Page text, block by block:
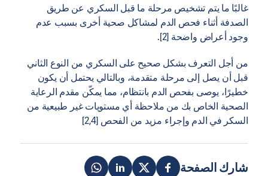
غالبًا ما يتم تشخيص مرحلة ما قبل السكري عن طريق
الصدفة أثناء فحص الدم لمشاكل صحية أخرى بسبب عدم
وجود أعراض واضحة [2].
من أجل التعرف بشكل صحيح على السكري من النوع الثاني
قبل أن يصل إلى مرحلة متقدمة، وبالتالي يحتمل أن يكون
خطيرًا، يوصى بفحص الدم بانتظام، مما يمكّن مقدم الرعاية
الصحية الخاص بك من ملاحظة أي مستويات غير طبيعية من
السكر في الدم وإجراء مزيد من الفحص [2,4]
شارك الصفحة